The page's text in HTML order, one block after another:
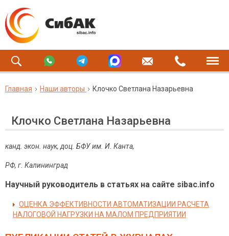
Главная Наши авторы Клочко Светлана Назарьевна
Клочко Светлана Назарьевна
канд. экон. наук, доц. БФУ им. И. Канта,
РФ, г. Калининград
Научный руководитель в статьях на сайте sibac.info
ОЦЕНКА ЭФФЕКТИВНОСТИ АВТОМАТИЗАЦИИ РАСЧЕТА
НАЛОГОВОЙ НАГРУЗКИ НА МАЛОМ ПРЕДПРИЯТИИ